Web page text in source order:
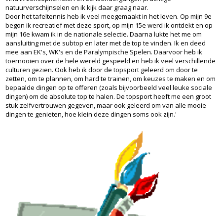
natuurverschijnselen en ik kijk daar graag naar.
Door het tafeltennis heb ik veel meegemaakt in het leven. Op mijn 9e
begon ik recreatief met deze sport, op mijn 15e werd ik ontdekt en op
mijn 16e kwam ik in de nationale selectie. Daarna lukte het me om
aansluiting met de subtop en later met de top te vinden. Ik en deed
mee aan EK's, WK's en de Paralympische Spelen. Daarvoor heb ik
toernooien over de hele wereld gespeeld en heb ik veel verschillende
culturen gezien. Ook heb ik door de topsport geleerd om door te
zetten, om te plannen, om hard te trainen, om keuzes te maken en om
bepaalde dingen op te offeren (zoals bijvoorbeeld veel leuke sociale
dingen) om de absolute top te halen. De topsport heeft me een groot
stuk zelfvertrouwen gegeven, maar ook geleerd om van alle mooie
dingen te genieten, hoe klein deze dingen soms ook zijn.'